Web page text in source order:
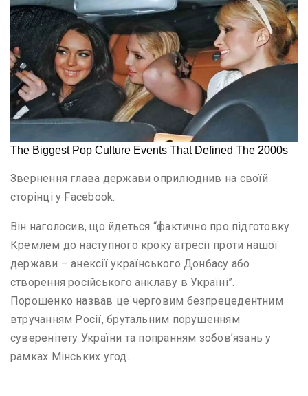
Звернення глава держави оприлюднив на своїй
сторінці у Facebook.
Він наголосив, що йдеться “фактично про підготовку
Кремлем до наступного кроку агресії проти нашої
держави – анексії українського Донбасу або
створення російського анклаву в Україні”.
Порошенко назвав це черговим безпрецедентним
втручанням Росії, брутальним порушенням
суверенітету України та попранням зобов’язань у
рамках Мінських угод.